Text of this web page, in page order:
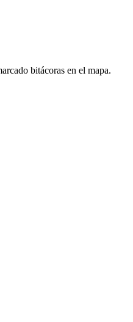
bitácoras en el mapa.